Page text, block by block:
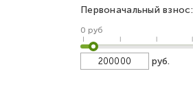
Первоначальный взнос:
0 руб
руб.